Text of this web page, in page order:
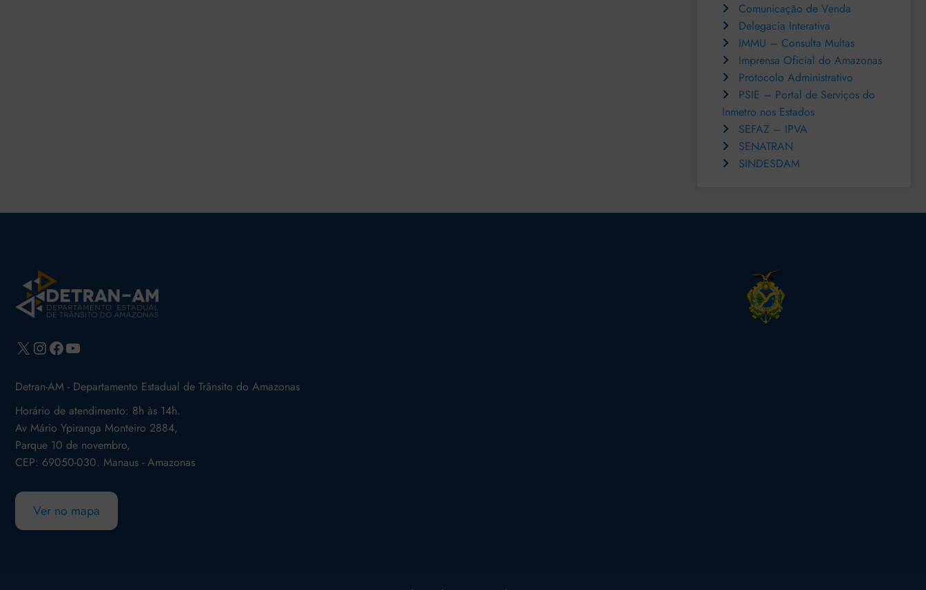
Comunicação de Venda
Delegacia Interativa
IMMU – Consulta Multas
Imprensa Oficial do Amazonas
Protocolo Administrativo
PSIE – Portal de Serviços do
Inmetro nos Estados
SEFAZ – IPVA
SENATRAN
SINDESDAM
X Instagram
Facebook
Youtube
Detran-AM - Departamento Estadual de Trânsito do Amazonas
Horário de atendimento: 8h às 14h.
Av Mário Ypiranga Monteiro 2884,
Parque 10 de novembro,
CEP: 69050-030. Manaus - Amazonas
Ver no mapa